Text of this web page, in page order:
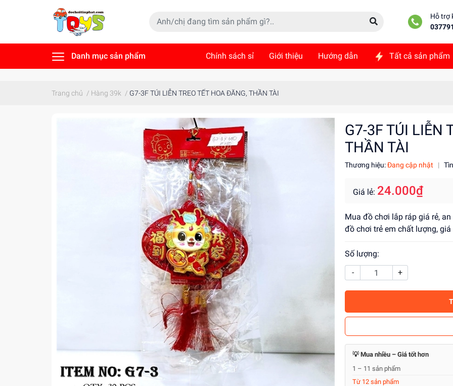
Hỗ trợ
Danh mục sản phẩm Chính sách sỉ Giới thiệu Hướng dẫn Tất cả sản phẩm
Trang chủ / Hàng 39k / G7-3F TÚI LIỄN TREO TẾT HOA ĐĂNG, THẦN TÀI
G7-3F TÚI LIỄN
THẦN TÀI
Thương hiệu:Đang cập nhật |
Giá lẻ: 24.000₫
Mua đồ chơi lắp ráp giá rẻ,
đồ chơi trẻ em chất lượng,
Số lượng:
-
+
💡 Mua nhiều – Giá tốt hơn
1 – 11 sản phẩm
Từ 12 sản phẩm